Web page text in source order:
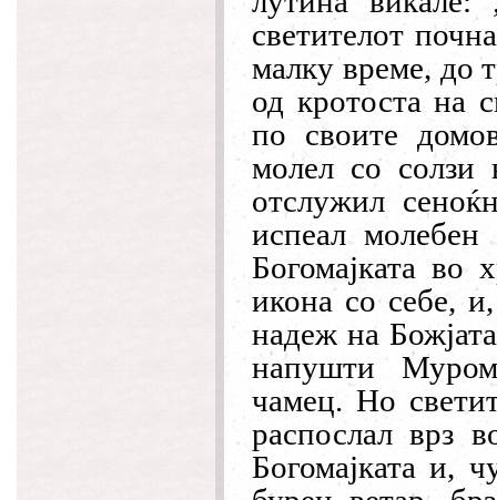
светителот
малку време, до
од кротоста на
по своите
молел со
отслужил
испеал
Богомајката во
икона со себе,
надеж на
напушти
чамец. Но
распослал врз
Богомајката и,